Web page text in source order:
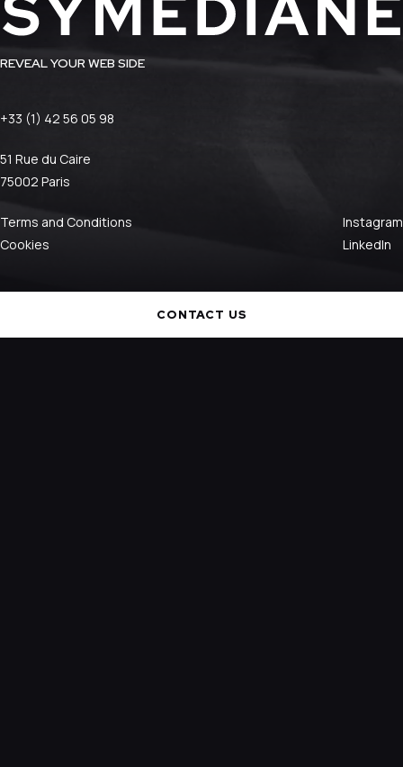
REVEAL YOUR WEB SIDE
+33 (1) 42 56 05 98
51 Rue du Caire
75002 Paris
Terms and Conditions
Cookies
Instagram
LinkedIn
CONTACT US